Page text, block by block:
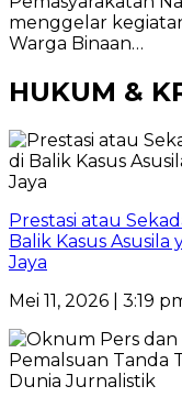
menggelar
Warga Binaan…
HUKUM &
Prestasi atau
Balik Kasus
Jaya
Mei 11, 2026 | 3:19